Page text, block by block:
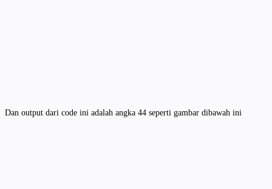
Dan output dari code ini adalah angka 44 seperti gambar dibawah ini